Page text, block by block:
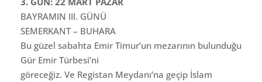
BAYRAMIN III. GÜNÜ
SEMERKANT – BUHARA
Bu güzel sabahta Emir Timur’un mezarının bulunduğu
Gür Emir Türbesi’ni
göreceğiz. Ve Registan Meydanı’na geçip İslam